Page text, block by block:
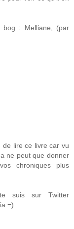
: Melliane, (par
de lire ce livre car vu
ne peut que donner
chroniques plus
suis sur Twitter
=)